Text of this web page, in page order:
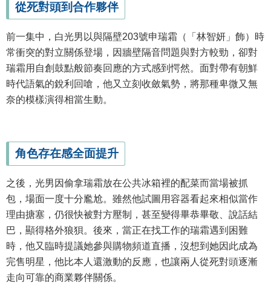
從死對頭到合作夥伴
前一集中，白光男以與隔壁203號申瑞霜（「林智妍」飾）時
常衝突的對立關係登場，因牆壁隔音問題與對方較勁，卻對
瑞霜用自創鼓點般節奏回應的方式感到愕然。面對帶有朝鮮
時代語氣的銳利回嗆，他又立刻收斂氣勢，將那種卑微又無
奈的模樣演得相當生動。
角色存在感全面提升
之後，光男因偷拿瑞霜放在公共冰箱裡的配菜而當場被抓
包，場面一度十分尷尬。雖然他試圖用容器看起來相似當作
理由搪塞，仍很快被對方壓制，甚至變得畢恭畢敬、說話結
巴，顯得格外狼狽。後來，當正在找工作的瑞霜遇到困難
時，他又臨時提議她參與購物頻道直播，沒想到她因此成為
完售明星，他比本人還激動的反應，也讓兩人從死對頭逐漸
走向可靠的商業夥伴關係。